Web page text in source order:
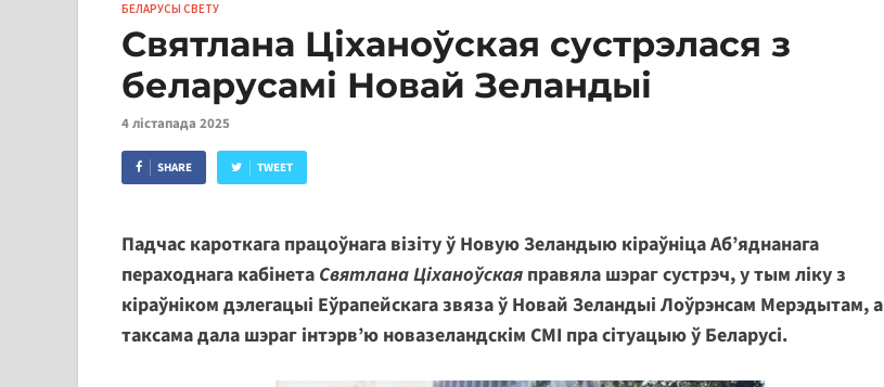
БЕЛАРУСЫ СВЕТУ
Святлана Ціханоўская сустрэлася з
беларусамі Новай Зеландыі
4 лістапада 2025
SHARE TWEET
Падчас кароткага працоўнага візіту ў Новую Зеландыю кіраўніца Аб’яднанага
пераходнага кабінета Святлана Ціханоўская правяла шэраг сустрэч, у тым ліку з
кіраўніком дэлегацыі Еўрапейскага звяза ў Новай Зеландыі Лоўрэнсам Мерэдытам, а
таксама дала шэраг інтэрв’ю новазеландскім СМІ пра сітуацыю ў Беларусі.